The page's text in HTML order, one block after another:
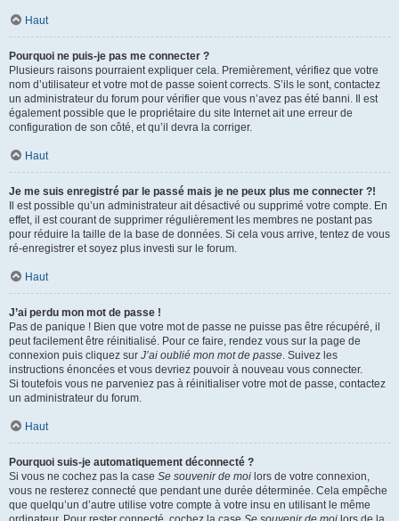
Haut
Pourquoi ne puis-je pas me connecter ?
Plusieurs raisons pourraient expliquer cela. Premièrement, vérifiez que votre
nom d’utilisateur et votre mot de passe soient corrects. S’ils le sont, contactez
un administrateur du forum pour vérifier que vous n’avez pas été banni. Il est
également possible que le propriétaire du site Internet ait une erreur de
configuration de son côté, et qu’il devra la corriger.
Haut
Je me suis enregistré par le passé mais je ne peux plus me connecter ?!
Il est possible qu’un administrateur ait désactivé ou supprimé votre compte. En
effet, il est courant de supprimer régulièrement les membres ne postant pas
pour réduire la taille de la base de données. Si cela vous arrive, tentez de vous
ré-enregistrer et soyez plus investi sur le forum.
Haut
J’ai perdu mon mot de passe !
Pas de panique ! Bien que votre mot de passe ne puisse pas être récupéré, il
peut facilement être réinitialisé. Pour ce faire, rendez vous sur la page de
connexion puis cliquez sur J’ai oublié mon mot de passe. Suivez les
instructions énoncées et vous devriez pouvoir à nouveau vous connecter.
Si toutefois vous ne parveniez pas à réinitialiser votre mot de passe, contactez
un administrateur du forum.
Haut
Pourquoi suis-je automatiquement déconnecté ?
Si vous ne cochez pas la case Se souvenir de moi lors de votre connexion,
vous ne resterez connecté que pendant une durée déterminée. Cela empêche
que quelqu’un d’autre utilise votre compte à votre insu en utilisant le même